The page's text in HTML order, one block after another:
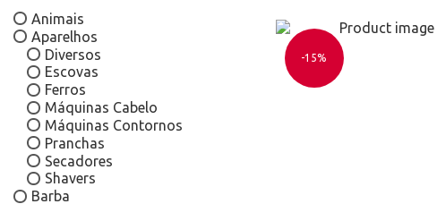
-15%
Animais
Aparelhos
Diversos
Escovas
Ferros
Máquinas Cabelo
Máquinas Contornos
Pranchas
Secadores
Shavers
Barba